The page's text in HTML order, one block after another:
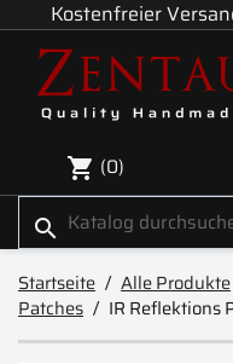
Kostenfreier
shopping_cart (0)
search
Startseite Alle Produkte
Patches
IR Reflektions